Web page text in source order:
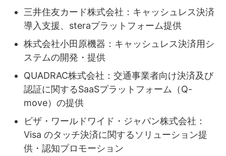
三井住友カード株式会社：キャッシュレス決済
導入支援、steraプラットフォーム提供
株式会社小田原機器：キャッシュレス決済用シ
ステムの開発・提供
QUADRAC株式会社：交通事業者向け決済及び
認証に関するSaaSプラットフォーム（Q-
move）の提供
ビザ・ワールドワイド・ジャパン株式会社：
Visa のタッチ決済に関するソリューション提
供・認知プロモーション